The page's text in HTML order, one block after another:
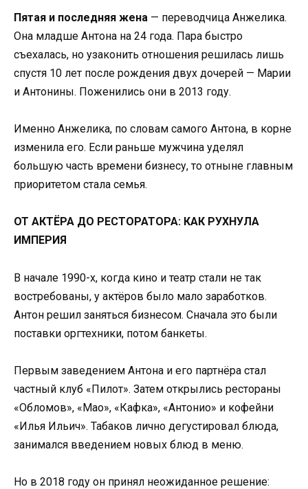
Пятая и последняя жена — переводчица Анжелика.
Она младше Антона на 24 года. Пара быстро
съехалась, но узаконить отношения решилась лишь
спустя 10 лет после рождения двух дочерей — Марии
и Антонины. Поженились они в 2013 году.
Именно Анжелика, по словам самого Антона, в корне
изменила его. Если раньше мужчина уделял
большую часть времени бизнесу, то отныне главным
приоритетом стала семья.
ОТ АКТЁРА ДО РЕСТОРАТОРА: КАК РУХНУЛА
ИМПЕРИЯ
В начале 1990-х, когда кино и театр стали не так
востребованы, у актёров было мало заработков.
Антон решил заняться бизнесом. Сначала это были
поставки оргтехники, потом банкеты.
Первым заведением Антона и его партнёра стал
частный клуб «Пилот». Затем открылись рестораны
«Обломов», «Мао», «Кафка», «Антонио» и кофейни
«Илья Ильич». Табаков лично дегустировал блюда,
занимался введением новых блюд в меню.
Но в 2018 году он принял неожиданное решение: